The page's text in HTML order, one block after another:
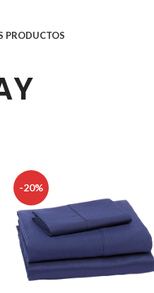
PRODUCTOS
-20%